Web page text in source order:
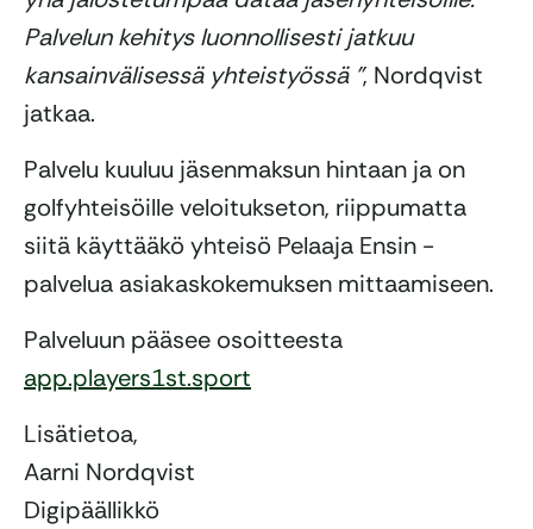
Palvelun kehitys luonnollisesti jatkuu
kansainvälisessä yhteistyössä ”, Nordqvist
jatkaa.
Palvelu kuuluu jäsenmaksun hintaan ja on
golfyhteisöille veloitukseton, riippumatta
siitä käyttääkö yhteisö Pelaaja Ensin -
palvelua asiakaskokemuksen mittaamiseen.
Palveluun pääsee osoitteesta
app.players1st.sport
Lisätietoa,
Aarni Nordqvist
Digipäällikkö